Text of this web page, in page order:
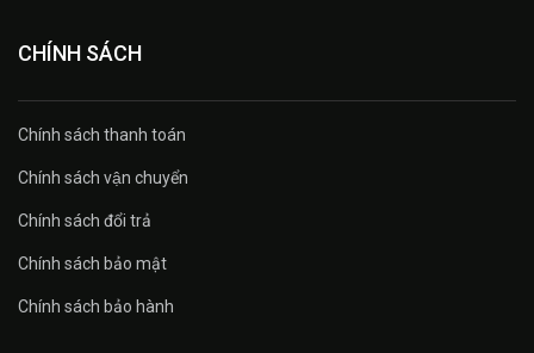
CHÍNH SÁCH
Chính sách thanh toán
Chính sách vận chuyển
Chính sách đổi trả
Chính sách bảo mật
Chính sách bảo hành